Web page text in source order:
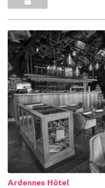
Ardennes Hôtel